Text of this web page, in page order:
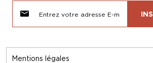
Mentions légales